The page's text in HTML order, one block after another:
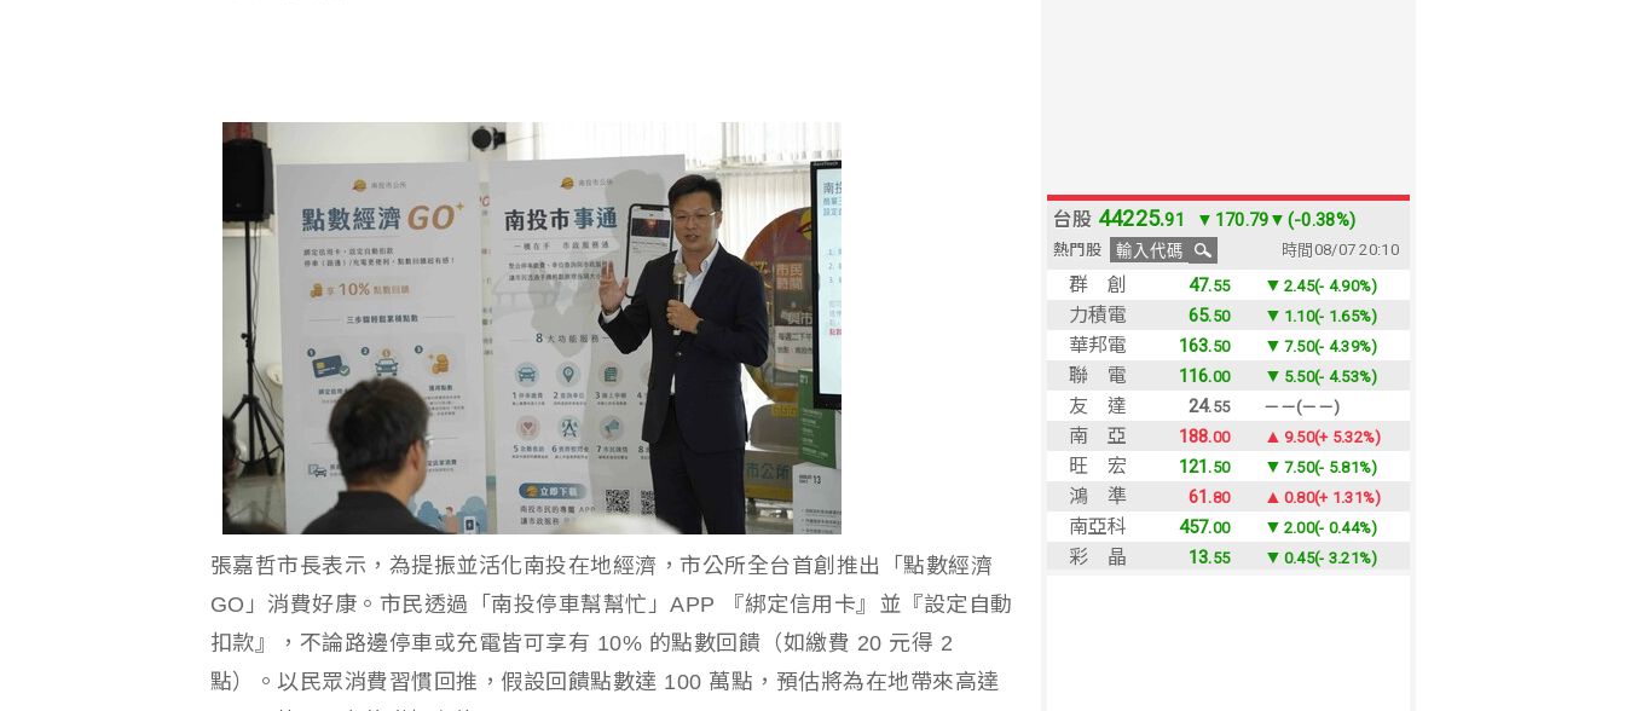
張嘉哲市長表示，為提振並活化南投在地經濟，市公所全台首創推出「點數經濟
GO」消費好康。市民透過「南投停車幫幫忙」APP 『綁定信用卡』並『設定自動
扣款』，不論路邊停車或充電皆可享有 10% 的點數回饋（如繳費 20 元得 2
點）。以民眾消費習慣回推，假設回饋點數達 100 萬點，預估將為在地帶來高達